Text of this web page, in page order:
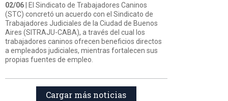
02/06 | El Sindicato de Trabajadores Caninos
(STC) concretó un acuerdo con el Sindicato de
Trabajadores Judiciales de la Ciudad de Buenos
Aires (SITRAJU-CABA), a través del cual los
trabajadores caninos ofrecen beneficios directos
a empleados judiciales, mientras fortalecen sus
propias fuentes de empleo.
Cargar más noticias